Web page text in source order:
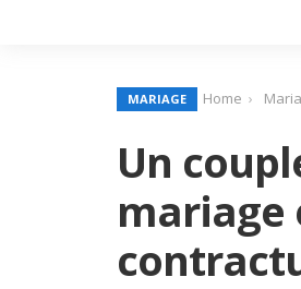
MARIAGE Home
Un
mariage